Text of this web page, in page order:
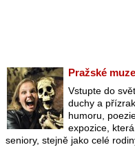
Pražské
Vstupte do
duchy a
humoru,
expozice,
seniory, stejně jako celé